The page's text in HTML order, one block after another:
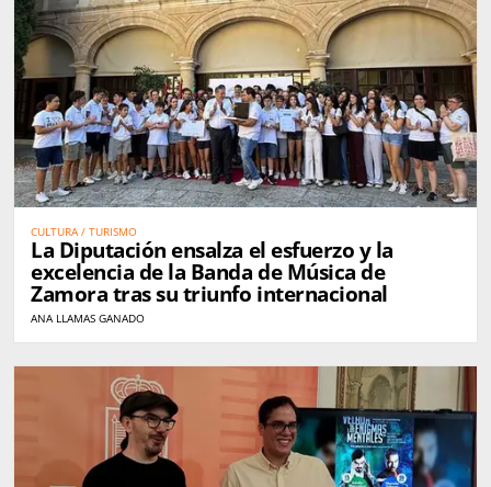
CULTURA / TURISMO
La Diputación ensalza el esfuerzo y la
excelencia de la Banda de Música de
Zamora tras su triunfo internacional
ANA LLAMAS GANADO